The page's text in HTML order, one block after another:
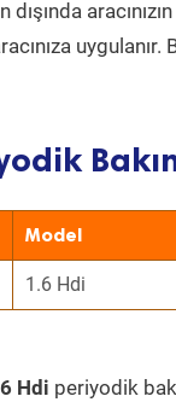
uygulanır.
Model
1.6 Hdi
Hdi periyodik